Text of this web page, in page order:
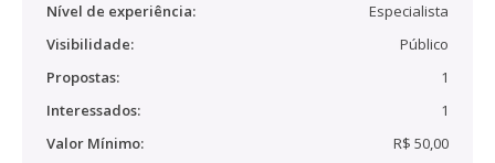
Nível de experiência:
Especialista
Visibilidade:
Público
Propostas:
1
Interessados:
1
Valor Mínimo:
R$ 50,00